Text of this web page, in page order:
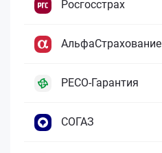
Росгосстрах
АльфаСтрахование
РЕСО-Гарантия
СОГАЗ